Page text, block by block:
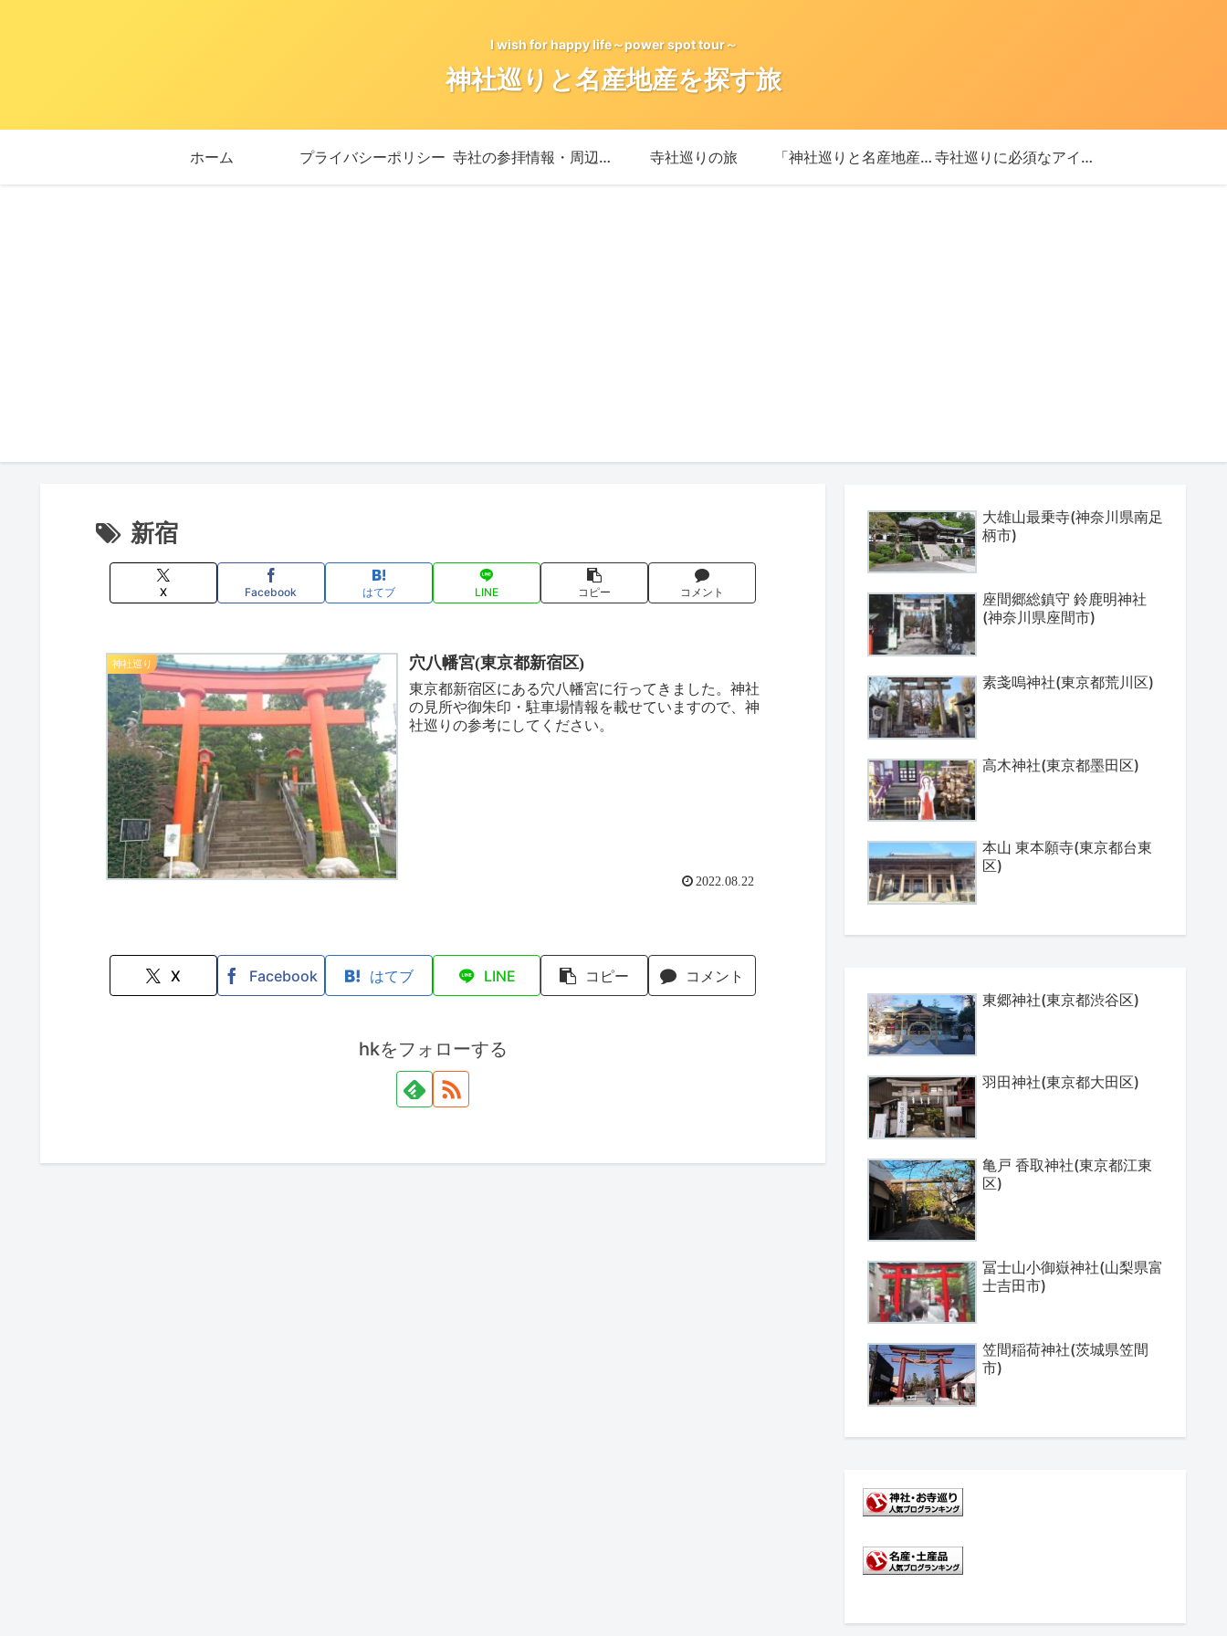
I wish for happy life～power spot tour～
神社巡りと名産地産を探す旅
ホーム プライバシーポリシー 寺社の参拝情報・周辺情報 寺社巡りの旅 「神社巡りと名産地産を探す旅」ブログ始めました！ 寺社巡りに必須なアイテム
新宿
X Facebook はてブ LINE コピー コメント
神社巡り 穴八幡宮(東京都新宿区)
東京都新宿区にある穴八幡宮に行ってきました。神社
の見所や御朱印・駐車場情報を載せていますので、神
社巡りの参考にしてください。
2022.08.22
X Facebook はてブ LINE コピー コメント
hkをフォローする
大雄山最乗寺(神奈川県南足
柄市)
座間郷総鎮守 鈴鹿明神社
(神奈川県座間市)
素戔嗚神社(東京都荒川区)
高木神社(東京都墨田区)
本山 東本願寺(東京都台東
区)
東郷神社(東京都渋谷区)
羽田神社(東京都大田区)
亀戸 香取神社(東京都江東
区)
冨士山小御嶽神社(山梨県富
士吉田市)
笠間稲荷神社(茨城県笠間
市)